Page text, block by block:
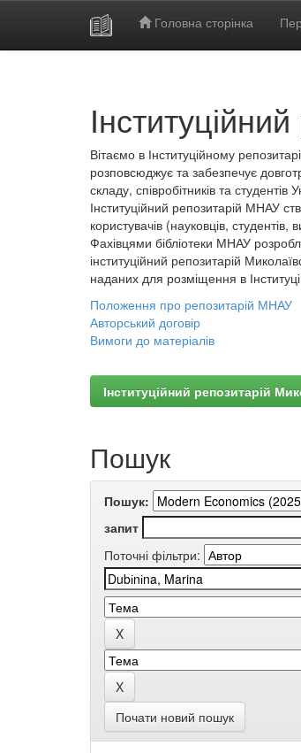
Головна сторінка
Вітаємо в Інституційному
розповсюджує та забезпечує
складу, співробітників та студентів
Інституційний репозитарій МНАУ
користувачів (науковців, студентів,
Фахівцями бібліотеки МНАУ
інституційний репозитарій
наданих для розміщення в
Положення про репозитарій МНАУ
Авторський договір
Вимоги до матеріалів
Інституційний репозитарій
Пошук
Пошук:
запит
Поточні фільтри:
Почати новий пошук